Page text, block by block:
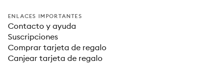
ENLACES IMPORTANTES
Contacto y ayuda
Suscripciones
Comprar tarjeta de regalo
Canjear tarjeta de regalo